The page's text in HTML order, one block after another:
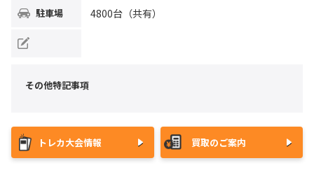
木曜日
金曜日
駐車場 4800台（共有）
その他特記事項
トレカ大会情報 買取のご案内